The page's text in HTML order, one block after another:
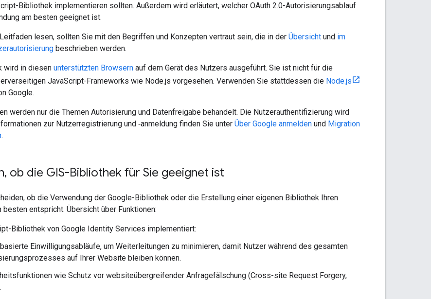
Bibliothek implementieren sollten. Außerdem wird erläutert, welcher OAuth 2.0-Autorisierungsablauf
am besten geeignet ist.
Leitfaden lesen, sollten Sie mit den Begriffen und Konzepten vertraut sein, die in der Übersicht und im
beschrieben werden.
wird in diesen unterstützten Browsern auf dem Gerät des Nutzers ausgeführt. Sie ist nicht für die
JavaScript-Frameworks wie Node.js vorgesehen. Verwenden Sie stattdessen die Node.js
Google.
werden nur die Themen Autorisierung und Datenfreigabe behandelt. Die Nutzerauthentifizierung wird
zur Nutzerregistrierung und ‑anmeldung finden Sie unter Über Google anmelden und Migration
.
, ob die GIS-Bibliothek für Sie geeignet ist
ob die Verwendung der Google-Bibliothek oder die Erstellung einer eigenen Bibliothek Ihren
besten entspricht. Übersicht über Funktionen:
Bibliothek von Google Identity Services implementiert:
Einwilligungsabläufe, um Weiterleitungen zu minimieren, damit Nutzer während des gesamten
auf Ihrer Website bleiben können.
wie Schutz vor websiteübergreifender Anfragefälschung (Cross-site Request Forgery,